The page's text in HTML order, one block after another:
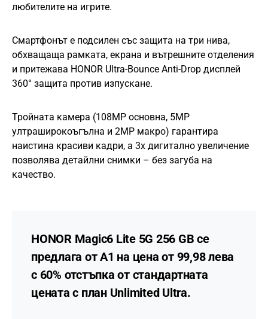
любителите на игрите.
Смартфонът е подсилен със защита на три нива,
обхващаща рамката, екрана и вътрешните отделения
и притежава HONOR Ultra-Bounce Anti-Drop дисплей
360° защита против изпускане.
Тройната камера (108MP основна, 5MP
ултраширокоъгълна и 2MP макро) гарантира
наистина красиви кадри, а 3x дигитално увеличение
позволява детайлни снимки – без загуба на
качество.
HONOR Magic6 Lite 5G 256 GB се
предлага от А1 на цена от 99,98 лева
с 60% отстъпка от стандартната
цената с план Unlimited Ultra.